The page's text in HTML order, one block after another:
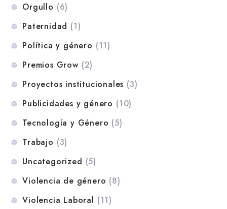
Orgullo (6)
Paternidad (1)
Política y género (11)
Premios Grow (2)
Proyectos institucionales (3)
Publicidades y género (10)
Tecnología y Género (5)
Trabajo (3)
Uncategorized (5)
Violencia de género (8)
Violencia Laboral (11)